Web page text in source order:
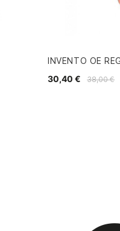
INVENTO OE
38,00 €
30,40 €